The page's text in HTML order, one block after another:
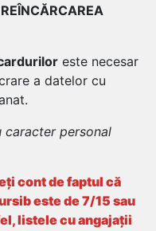
REÎNCĂRCAREA
este necesar
a datelor cu
caracter personal
cont de faptul că
este de 7/15 sau
listele cu angajații